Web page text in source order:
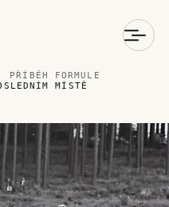
PŘÍBĚH FORMULE
MÍSTĚ